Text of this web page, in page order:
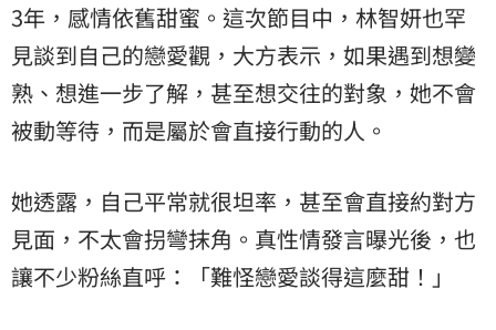
3年，感情依舊甜蜜。這次節目中，林智妍也罕
見談到自己的戀愛觀，大方表示，如果遇到想變
熟、想進一步了解，甚至想交往的對象，她不會
被動等待，而是屬於會直接行動的人。
她透露，自己平常就很坦率，甚至會直接約對方
見面，不太會拐彎抹角。真性情發言曝光後，也
讓不少粉絲直呼：「難怪戀愛談得這麼甜！」